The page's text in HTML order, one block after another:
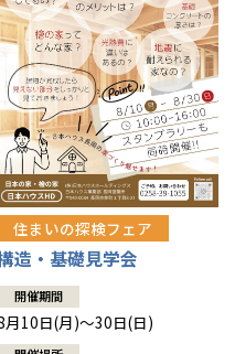
住まいの探検フェア
造・基礎見学会
開催期間
月10日(月)～30日(日)